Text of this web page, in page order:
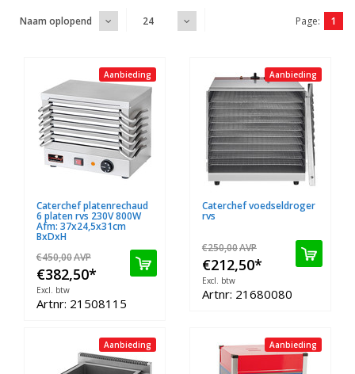
Naam oplopend 24 Page: 1
Aanbieding
Caterchef platenrechaud
6 platen rvs 230V 800W
Afm: 37x24,5x31cm
BxDxH
€450,00AVP
€382,50*
Excl. btw
Artnr: 21508115
Aanbieding
Caterchef voedseldroger
rvs
€250,00AVP
€212,50*
Excl. btw
Artnr: 21680080
Aanbieding Aanbieding